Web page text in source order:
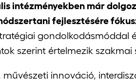
intézményekben már
fejlesztésére
gondolkodásmóddal
szerint értelmezik szakmai
innováció,